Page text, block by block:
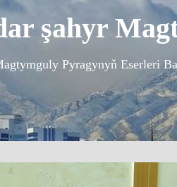
şahyr
Pyragynyň Eserleri